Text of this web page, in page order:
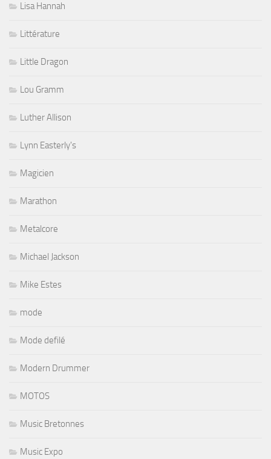
Lisa Hannah
Littérature
Little Dragon
Lou Gramm
Luther Allison
Lynn Easterly's
Magicien
Marathon
Metalcore
Michael Jackson
Mike Estes
mode
Mode defilé
Modern Drummer
MOTOS
Music Bretonnes
Music Expo